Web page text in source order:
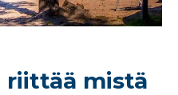
riittää mistä